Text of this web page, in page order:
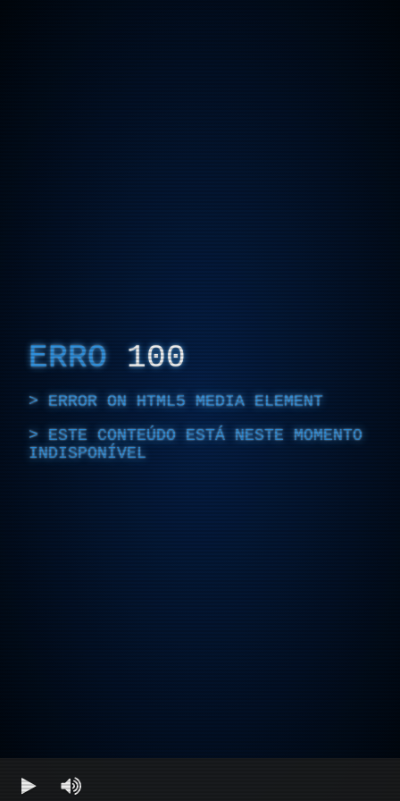
ERRO 100
ERROR ON HTML5 MEDIA ELEMENT
ESTE CONTEÚDO ESTÁ NESTE MOMENTO
INDISPONÍVEL